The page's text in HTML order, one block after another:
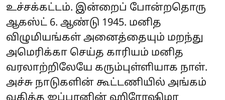
உச்சக்கட்டம். இன்றைப் போன்றதொரு
ஆகஸ்ட் 6. ஆண்டு 1945. மனித
விழுமியங்கள் அனைத்தையும் மறந்து
அமெரிக்கா செய்த காரியம் மனித
வரலாற்றிலேயே கரும்புள்ளியாக நாள்.
அச்சு நாடுகளின் கூட்டணியில் அங்கம்